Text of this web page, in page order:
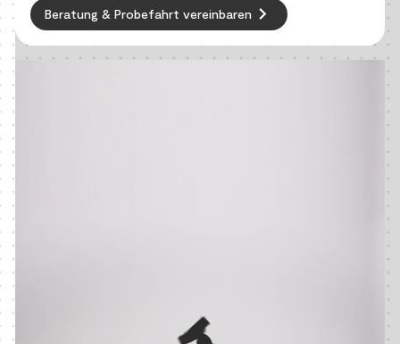
Beratung & Probefahrt vereinbaren keyboard_arrow_right